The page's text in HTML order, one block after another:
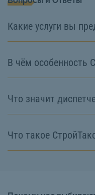
Какие услуги вы
В чём особенность
Что значит
Что такое